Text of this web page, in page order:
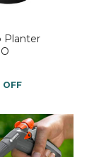
Planter
OFF